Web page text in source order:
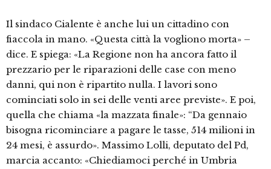
Il sindaco Cialente è anche lui un cittadino con
fiaccola in mano. «Questa città la vogliono morta» –
dice. E spiega: «La Regione non ha ancora fatto il
prezzario per le riparazioni delle case con meno
danni, qui non è ripartito nulla. I lavori sono
cominciati solo in sei delle venti aree previste». E poi,
quella che chiama «la mazzata finale»: “Da gennaio
bisogna ricominciare a pagare le tasse, 514 milioni in
24 mesi, è assurdo». Massimo Lolli, deputato del Pd,
marcia accanto: «Chiediamoci perché in Umbria